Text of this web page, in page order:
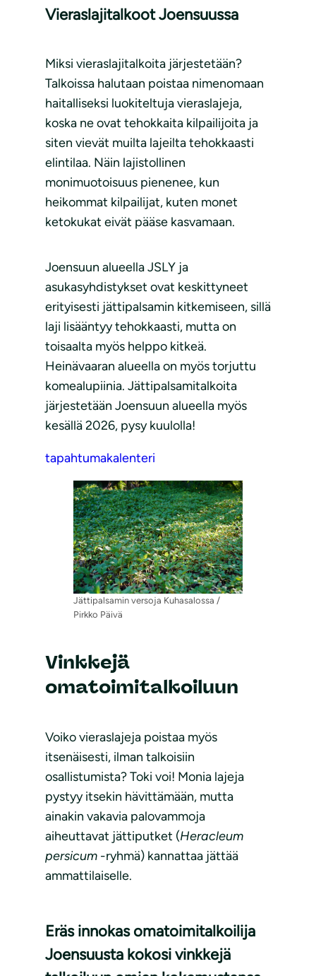
Vieraslajitalkoot Joensuussa
Miksi vieraslajitalkoita järjestetään?
Talkoissa halutaan poistaa nimenomaan
haitalliseksi luokiteltuja vieraslajeja,
koska ne ovat tehokkaita kilpailijoita ja
siten vievät muilta lajeilta tehokkaasti
elintilaa. Näin lajistollinen
monimuotoisuus pienenee, kun
heikommat kilpailijat, kuten monet
ketokukat eivät pääse kasvamaan.
Joensuun alueella JSLY ja
asukasyhdistykset ovat keskittyneet
erityisesti jättipalsamin kitkemiseen, sillä
laji lisääntyy tehokkaasti, mutta on
toisaalta myös helppo kitkeä.
Heinävaaran alueella on myös torjuttu
komealupiinia. Jättipalsamitalkoita
järjestetään Joensuun alueella myös
kesällä 2026, pysy kuulolla!
tapahtumakalenteri
Jättipalsamin versoja Kuhasalossa /
Pirkko Päivä
Vinkkejä
omatoimitalkoiluun
Voiko vieraslajeja poistaa myös
itsenäisesti, ilman talkoisiin
osallistumista? Toki voi! Monia lajeja
pystyy itsekin hävittämään, mutta
ainakin vakavia palovammoja
aiheuttavat jättiputket (Heracleum
persicum -ryhmä) kannattaa jättää
ammattilaiselle.
Eräs innokas omatoimitalkoilija
Joensuusta kokosi vinkkejä